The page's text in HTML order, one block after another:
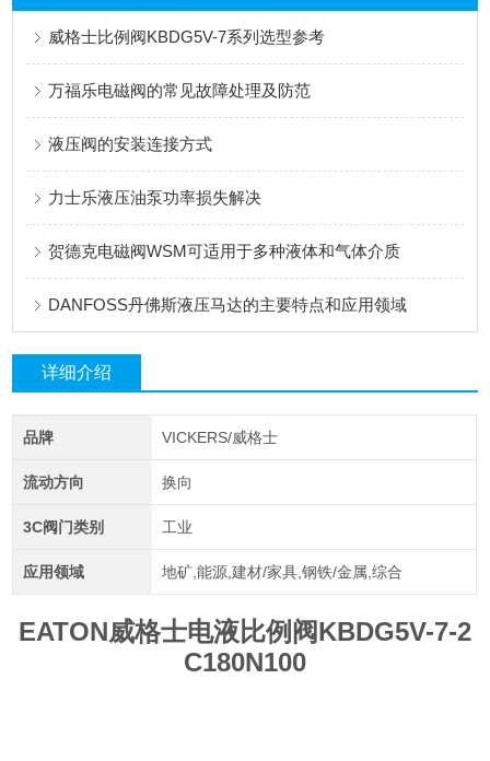
威格士比例阀KBDG5V-7系列选型参考
万福乐电磁阀的常见故障处理及防范
液压阀的安装连接方式
力士乐液压油泵功率损失解决
贺德克电磁阀WSM可适用于多种液体和气体介质
DANFOSS丹佛斯液压马达的主要特点和应用领域
详细介绍
品牌 VICKERS/威格士
流动方向 换向
3C阀门类别 工业
应用领域 地矿,能源,建材/家具,钢铁/金属,综合
EATON威格士电液比例阀KBDG5V-7-2
C180N100